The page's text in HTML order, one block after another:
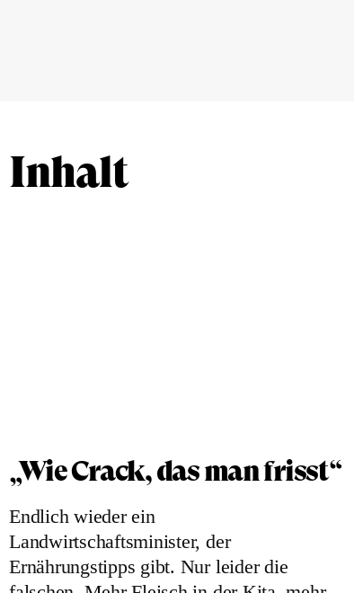
Inhalt
„Wie Crack, das man frisst“
Endlich wieder ein
Landwirtschaftsminister, der
Ernährungstipps gibt. Nur leider die